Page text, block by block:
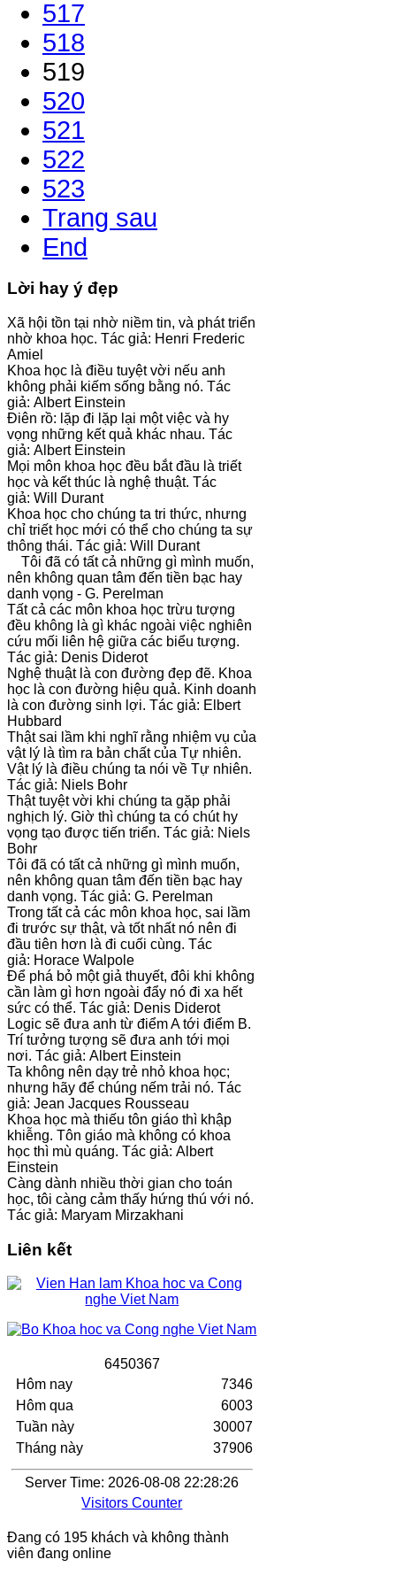
517
518
519
520
521
522
523
Trang sau
End
Lời hay ý đẹp
Xã hội tồn tại nhờ niềm tin, và phát triển
nhờ khoa học. Tác giả: Henri Frederic
Amiel
Khoa học là điều tuyệt vời nếu anh
không phải kiếm sống bằng nó. Tác
giả: Albert Einstein
Điên rồ: lặp đi lặp lại một việc và hy
vọng những kết quả khác nhau. Tác
giả: Albert Einstein
Mọi môn khoa học đều bắt đầu là triết
học và kết thúc là nghệ thuật. Tác
giả: Will Durant
Khoa học cho chúng ta tri thức, nhưng
chỉ triết học mới có thể cho chúng ta sự
thông thái. Tác giả: Will Durant
Tôi đã có tất cả những gì mình muốn,
nên không quan tâm đến tiền bạc hay
danh vọng - G. Perelman
Tất cả các môn khoa học trừu tượng
đều không là gì khác ngoài việc nghiên
cứu mối liên hệ giữa các biểu tượng.
Tác giả: Denis Diderot
Nghệ thuật là con đường đẹp đẽ. Khoa
học là con đường hiệu quả. Kinh doanh
là con đường sinh lợi. Tác giả: Elbert
Hubbard
Thật sai lầm khi nghĩ rằng nhiệm vụ của
vật lý là tìm ra bản chất của Tự nhiên.
Vật lý là điều chúng ta nói về Tự nhiên.
Tác giả: Niels Bohr
Thật tuyệt vời khi chúng ta gặp phải
nghịch lý. Giờ thì chúng ta có chút hy
vọng tạo được tiến triển. Tác giả: Niels
Bohr
Tôi đã có tất cả những gì mình muốn,
nên không quan tâm đến tiền bạc hay
danh vọng. Tác giả: G. Perelman
Trong tất cả các môn khoa học, sai lầm
đi trước sự thật, và tốt nhất nó nên đi
đầu tiên hơn là đi cuối cùng. Tác
giả: Horace Walpole
Để phá bỏ một giả thuyết, đôi khi không
cần làm gì hơn ngoài đẩy nó đi xa hết
sức có thể. Tác giả: Denis Diderot
Logic sẽ đưa anh từ điểm A tới điểm B.
Trí tưởng tượng sẽ đưa anh tới mọi
nơi. Tác giả: Albert Einstein
Ta không nên dạy trẻ nhỏ khoa học;
nhưng hãy để chúng nếm trải nó. Tác
giả: Jean Jacques Rousseau
Khoa học mà thiếu tôn giáo thì khập
khiễng. Tôn giáo mà không có khoa
học thì mù quáng. Tác giả: Albert
Einstein
Càng dành nhiều thời gian cho toán
học, tôi càng cảm thấy hứng thú với nó.
Tác giả: Maryam Mirzakhani
Liên kết
6450367
Hôm nay
Hôm qua
Tuần này
Tháng này
7346
6003
30007
37906
Server Time: 2026-08-08 22:28:26
Visitors Counter
Đang có 195 khách và không thành
viên đang online